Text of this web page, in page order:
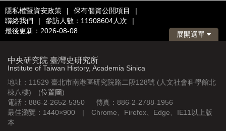
隱私權暨資安政策 | 保有個資公開項目
|
聯絡我們
| 參訪人數：11908604人次
|
最後更新：2026-08-08
展開選單
中央研究院 臺灣史研究所
Institute of Taiwan History, Academia Sinica
地址：11529 臺北市南港區研究院路二段128號 (人文社會科學館北
棟八樓) (位置圖)
電話：886-2-2652-5350 傳真：886-2-2788-1956
最佳瀏覽：1440×900 | Chrome、Firefox、Edge、IE11以上版
本